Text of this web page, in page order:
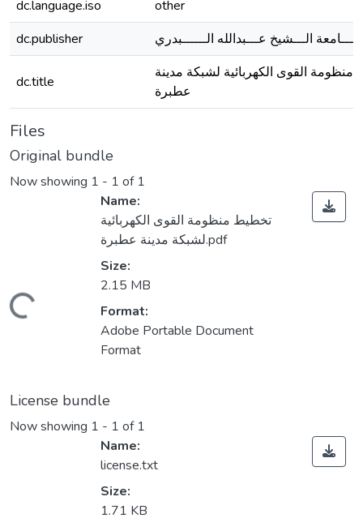
dc.language.iso
other
dc.publisher
جـــامعة الـــشيخ عـــبدالله الــــــبدري
dc.title
القوى الكهربائية لشبكة مدينة
عطبرة
Files
Original bundle
Now showing 1 - 1 of 1
Loading...
Name:
تخطيط منظومة القوى الكهربائية
لشبكة مدينة عطبرة.pdf
Size:
2.15 MB
Format:
Adobe Portable Document
Format
License bundle
Now showing 1 - 1 of 1
Name:
license.txt
Size:
1.71 KB